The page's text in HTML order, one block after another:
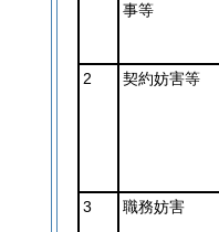
事等
2 契約妨害等
3 職務妨害